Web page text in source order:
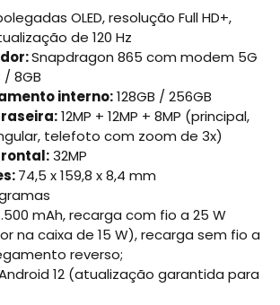
OLED, resolução Full HD+,
de 120 Hz
Snapdragon 865 com modem 5G
/ 8GB
interno:128GB / 256GB
12MP + 12MP + 8MP (principal,
telefoto com zoom de 3x)
32MP
74,5 x 159,8 x 8,4 mm
mAh, recarga com fio a 25 W
na caixa de 15 W), recarga sem fio a
reverso;
12 (atualização garantida para